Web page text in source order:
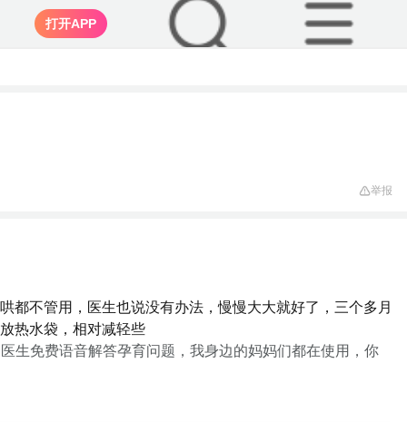
打开APP
举报
都不管用，医生也说没有办法，慢慢大大就好了，三个多月
热水袋，相对减轻些
生免费语音解答孕育问题，我身边的妈妈们都在使用，你